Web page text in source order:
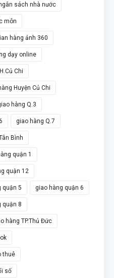
sách nhà nước
môn
hàng ảnh 360
dạy online
Chi
Huyện Củ Chi
hàng Q.3
giao hàng Q.7
Bình
quận 1
quận 12
quận 5 giao hàng quận 6
quận 8
hàng TP.Thủ Đức
thuê
số